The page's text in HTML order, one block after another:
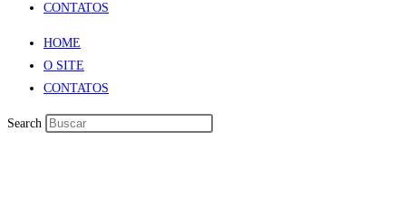
CONTATOS
HOME
O SITE
CONTATOS
Search